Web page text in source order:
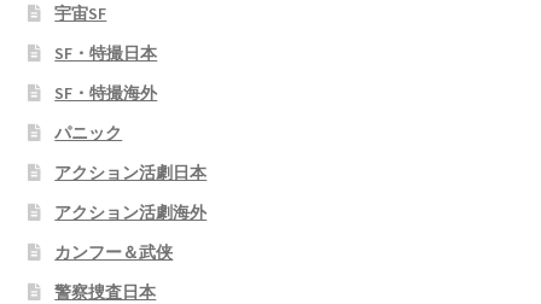
宇宙SF
SF・特撮日本
SF・特撮海外
パニック
アクション活劇日本
アクション活劇海外
カンフー＆武侠
警察捜査日本